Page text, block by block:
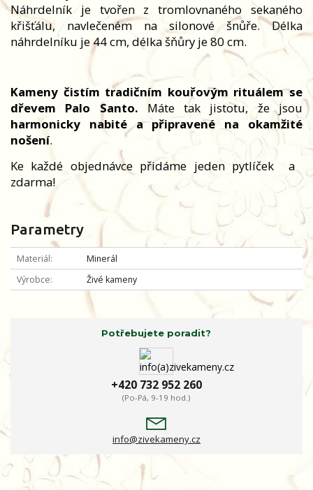
Náhrdelník je tvořen z tromlovnaného sekaného
křišťálu, navlečeném na silonové šnůře. Délka
náhrdelníku je 44 cm, délka šňůry je 80 cm.
Kameny čistím tradičním kouřovým rituálem se
dřevem Palo Santo. Máte tak jistotu, že jsou
harmonicky nabité a připravené na okamžité
nošení.
Ke každé objednávce přidáme jeden pytlíček
a
zdarma!
Parametry
Materiál
Minerál
Výrobce
Živé kameny
Potřebujete poradit?
+420 732 952 260
(Po-Pá, 9-19 hod.)
info@zivekameny.cz